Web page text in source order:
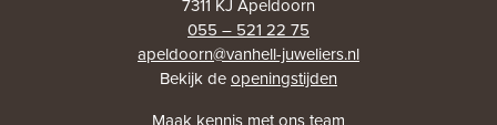
7311 KJ Apeldoorn
055 – 521 22 75
apeldoorn@vanhell-juweliers.nl
Bekijk deopeningstijden
Maak kennis metons team